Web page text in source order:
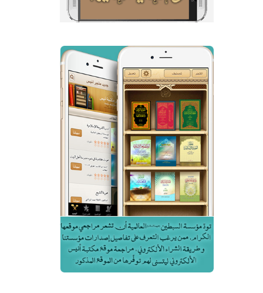
الكوفة المعظم الروضة الحسينية
السيد عبد العظيم
علیه السلام